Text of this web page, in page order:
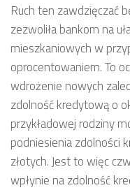
Ruch ten zawdzięczać
zezwoliła bankom na
mieszkaniowych w
oprocentowaniem. To
wdrożenie nowych
zdolność kredytową o
przykładowej rodziny
podniesienia zdolności
złotych. Jest to więc
wpłynie na zdolność